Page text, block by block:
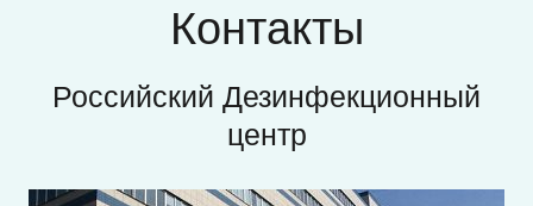
Контакты
Российский Дезинфекционный
центр